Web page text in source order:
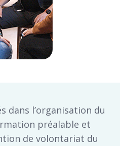
dans l’organisation du
préalable et
de volontariat du